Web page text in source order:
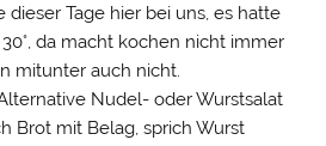
dieser Tage hier bei uns, es hatte
da macht kochen nicht immer
mitunter auch nicht.
Nudel- oder Wurstsalat
Brot mit Belag, sprich Wurst